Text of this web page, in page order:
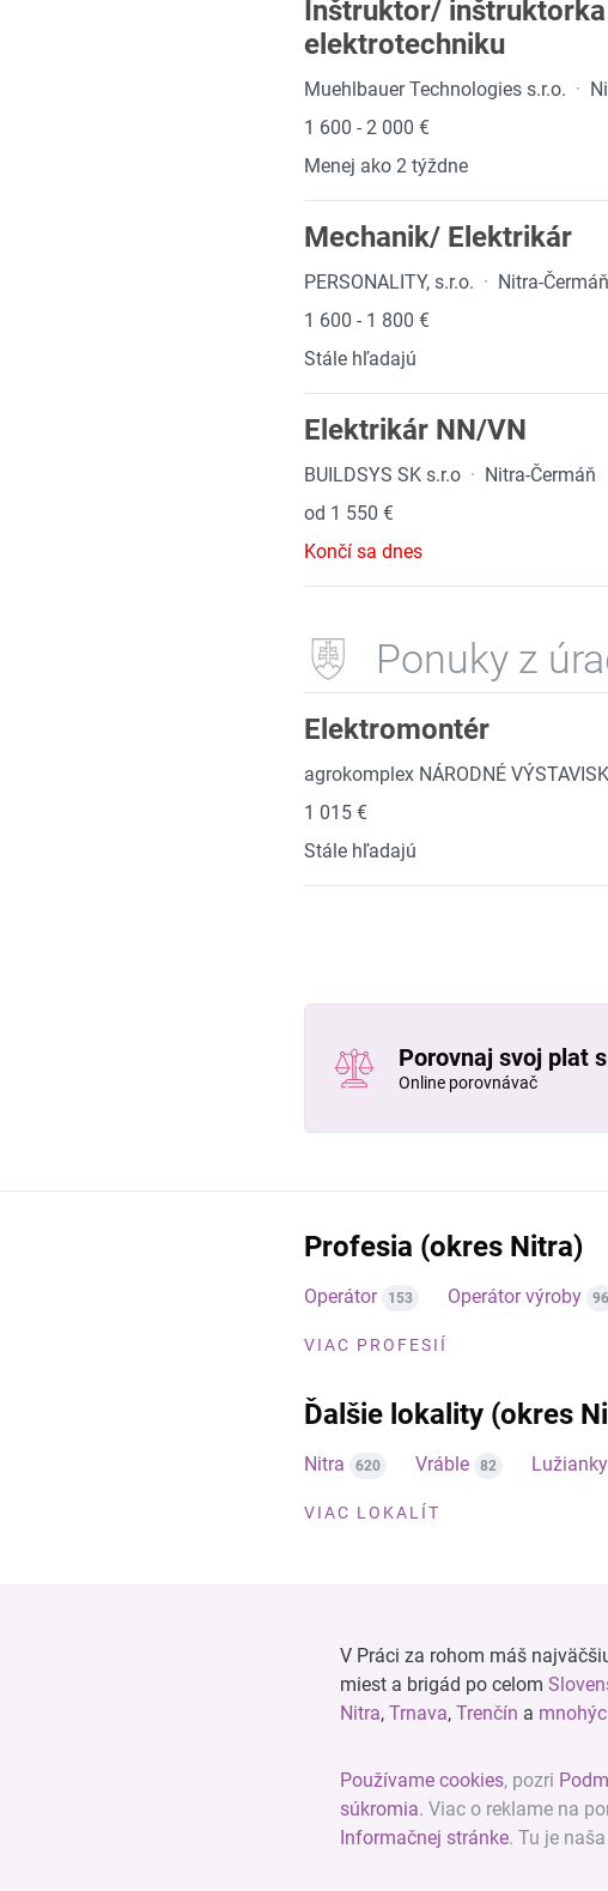
Inštruktor/
elektrotechniku
Muehlbauer Technologies s.r.o. ·
1 600 - 2 000 €
Menej ako 2 týždne
Mechanik/ Elektrikár
PERSONALITY, s.r.o. · Nitra-Čermáň
1 600 - 1 800 €
Stále hľadajú
Elektrikár NN/VN
BUILDSYS SK s.r.o · Nitra-Čermáň
od 1 550 €
Končí sa dnes
Ponuky z
Elektromontér
agrokomplex NÁRODNÉ
1 015 €
Stále hľadajú
Porovnaj svoj plat
Online porovnávač
Profesia (okres Nitra)
Operátor 153 Operátor výroby 96
VIAC PROFESIÍ
Ďalšie lokality (okres
Nitra 620 Vráble 82 Lužianky
VIAC LOKALÍT
V Práci za rohom máš
miest a brigád po celom
Nitra, Trnava, Trenčín a
Používame cookies, pozri
súkromia. Viac o reklame na
Informačnej stránke. Tu je naša